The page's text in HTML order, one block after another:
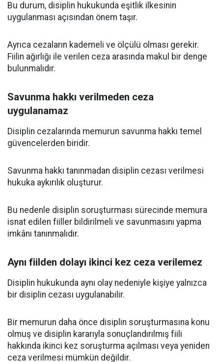
Bu durum, disiplin hukukunda eşitlik ilkesinin
uygulanması açısından önem taşır.
Ayrıca cezaların kademeli ve ölçülü olması gerekir.
Fiilin ağırlığı ile verilen ceza arasında makul bir denge
bulunmalıdır.
Savunma hakkı verilmeden ceza
uygulanamaz
Disiplin cezalarında memurun savunma hakkı temel
güvencelerden biridir.
Savunma hakkı tanınmadan disiplin cezası verilmesi
hukuka aykırılık oluşturur.
Bu nedenle disiplin soruşturması sürecinde memura
isnat edilen fiiller bildirilmeli ve savunmasını yapma
imkânı tanınmalıdır.
Aynı fiilden dolayı ikinci kez ceza verilemez
Disiplin hukukunda aynı olay nedeniyle kişiye yalnızca
bir disiplin cezası uygulanabilir.
Bir memurun daha önce disiplin soruşturmasına konu
olmuş ve disiplin kararıyla sonuçlandırılmış fiili
hakkında ikinci kez soruşturma açılması veya yeniden
ceza verilmesi mümkün değildir.